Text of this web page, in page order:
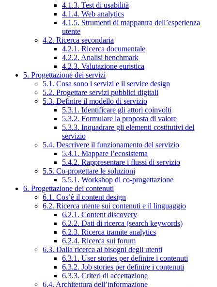
4.1.3. Test di usabilità
4.1.4. Web analytics
4.1.5. Strumenti di mappatura dell’esperienza
utente
4.2. Ricerca secondaria
4.2.1. Ricerca documentale
4.2.2. Analisi benchmark
4.2.3. Valutazione euristica
5. Progettazione dei servizi
5.1. Cosa sono i servizi e il service design
5.2. Progettare servizi pubblici digitali
5.3. Definire il modello di servizio
5.3.1. Identificare gli attori coinvolti
5.3.2. Formulare la proposta di valore
5.3.3. Inquadrare gli elementi costitutivi del
servizio
5.4. Descrivere il funzionamento del servizio
5.4.1. Mappare l’ecosistema
5.4.2. Rappresentare i flussi di servizio
5.5. Co-progettare le soluzioni
5.5.1. Workshop di co-progettazione
6. Progettazione dei contenuti
6.1. Cos’è il content design
6.2. Ricerca utente sui contenuti e il linguaggio
6.2.1. Content discovery
6.2.2. Dati di ricerca (search keywords)
6.2.3. Ricerca tramite analytics
6.2.4. Ricerca sui forum
6.3. Dalla ricerca ai bisogni degli utenti
6.3.1. User stories per definire i contenuti
6.3.2. Job stories per definire i contenuti
6.3.3. Criteri di accettazione
6.4. Architettura dell’informazione